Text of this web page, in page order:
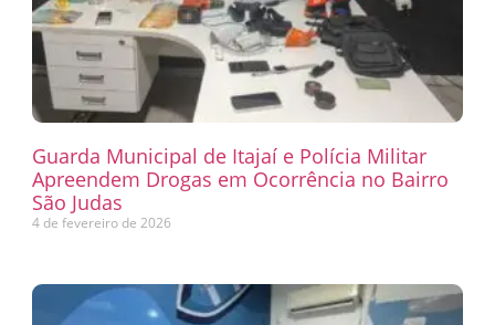
Guarda Municipal de Itajaí e Polícia Militar
Apreendem Drogas em Ocorrência no Bairro
São Judas
4 de fevereiro de 2026